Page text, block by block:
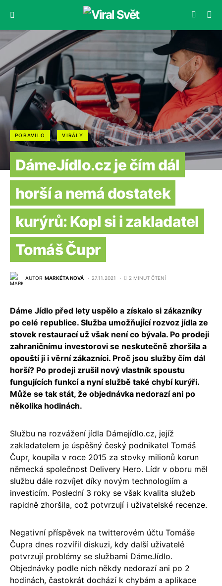
POBAVILO VIRÁLY
DámeJídlo.cz je čím dál
horší a nemá dostatek
kurýrů: Kopl si i zakladatel
Tomáš Čupr
AUTOR MARKÉTA NOVÁ 27.11.2021 2 MINUT ČTENÍ
Dáme Jídlo před lety uspělo a získalo si zákazníky
po celé republice. Služba umožňující rozvoz jídla ze
stovek restaurací už však není co bývala. Po prodeji
zahraničnímu investorovi se neskutečně zhoršila a
opouští ji i věrní zákazníci. Proč jsou služby čím dál
horší? Po prodeji zrušil nový vlastník spoustu
fungujících funkcí a nyní službě také chybí kurýři.
Může se tak stát, že objednávka nedorazí ani po
několika hodinách.
Službu na rozvážení jídla Dámejídlo.cz, jejíž
zakladatelem je úspěšný český podnikatel Tomáš
Čupr, koupila v roce 2015 za stovky milionů korun
německá společnost Delivery Hero. Lídr v oboru měl
službu dále rozvíjet díky novým technologiím a
investicím. Poslední 3 roky se však kvalita služeb
rapidně zhoršila, což potvrzují i uživatelské recenze.
Negativní příspěvek na twitterovém účtu Tomáše
Čupra dnes rozvířil diskuzi, kdy další uživatelé
potvrzují problémy se službami DámeJídlo.
Objednávky podle nich někdy nedorazí ani po 2
hodinách, častokrát dochází k chybám a aplikace